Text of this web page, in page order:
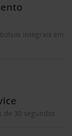
integrais em
de 30 segundos